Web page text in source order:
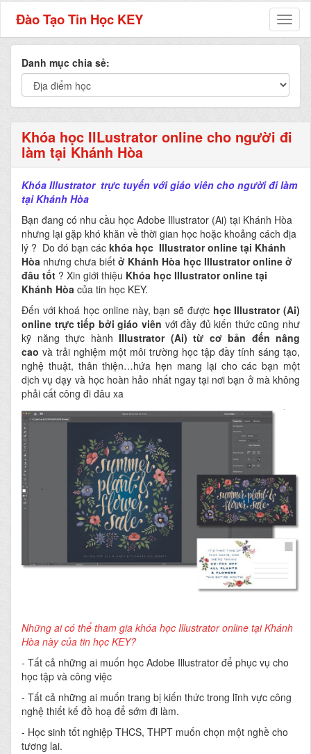
Đào Tạo Tin Học KEY
Danh mục chia sẻ:
Khóa học IlLustrator online cho người đi
làm tại Khánh Hòa
Khóa Illustrator trực tuyến với giáo viên cho người đi làm
tại Khánh Hòa
Bạn đang có nhu cầu học Adobe Illustrator (Ai) tại Khánh Hòa
nhưng lại gặp khó khăn về thời gian học hoặc khoảng cách địa
lý ? Do đó bạn các khóa học Illustrator online tại Khánh
Hòa nhưng chưa biết ở Khánh Hòa học Illustrator online ở
đâu tốt ? Xin giới thiệu Khóa học Illustrator online tại
Khánh Hòa của tin học KEY.
Đến với khoá học online này, bạn sẽ được học Illustrator (Ai)
online trực tiếp bởi giáo viên với đầy đủ kiến thức cũng như
kỹ năng thực hành Illustrator (Ai) từ cơ bản đến nâng
cao và trải nghiệm một môi trường học tập đầy tính sáng tạo,
nghệ thuật, thân thiện…hứa hẹn mang lại cho các bạn một
dịch vụ dạy và học hoàn hảo nhất ngay tại nơi bạn ở mà không
phải cất công đi đâu xa
Những ai có thể tham gia khóa học Illustrator online tại Khánh
Hòa này của tin học KEY?
- Tất cả những ai muốn học Adobe Illustrator để phục vụ cho
học tập và công việc
- Tất cả những ai muốn trang bị kiến thức trong lĩnh vực công
nghệ thiết kế đồ hoạ để sớm đi làm.
- Học sinh tốt nghiệp THCS, THPT muốn chọn một nghề cho
tương lai.